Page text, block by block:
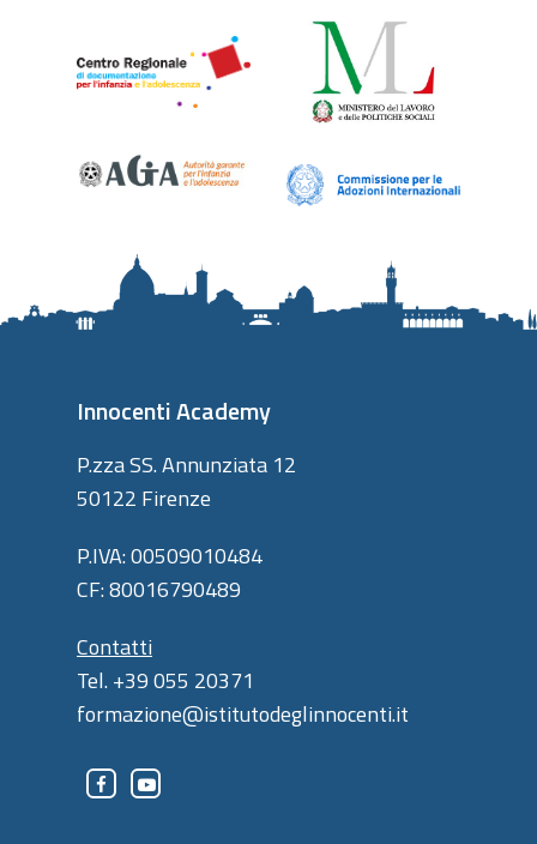
Innocenti Academy
P.zza SS. Annunziata 12
50122 Firenze
P.IVA: 00509010484
CF: 80016790489
Contatti
Tel. +39 055 20371
formazione@istitutodeglinnocenti.it